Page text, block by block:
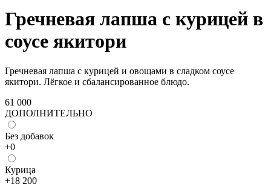
Гречневая лапша с курицей в
соусе якитори
Гречневая лапша с курицей и овощами в сладком соусе
якитори. Лёгкое и сбалансированное блюдо.
61 000
ДОПОЛНИТЕЛЬНО
Без добавок
+0
Курица
+18 200